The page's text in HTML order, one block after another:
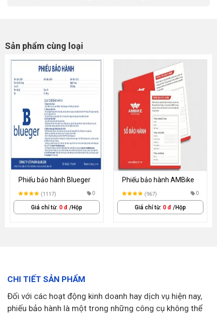
Sản phẩm cùng loại
Phiếu bảo hành Blueger
(1117) 0
Giá chỉ từ: 0 đ /Hộp
Phiếu bảo hành AMBike
(967) 0
Giá chỉ từ: 0 đ /Hộp
CHI TIẾT SẢN PHẨM
Đối với các hoạt động kinh doanh hay dịch vụ hiện nay,
phiếu bảo hành là một trong những công cụ không thể